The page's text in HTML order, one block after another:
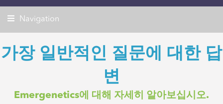
Navigation
가장 일반적인 질문에 대한 답
변
Emergenetics에 대해 자세히 알아보십시오.